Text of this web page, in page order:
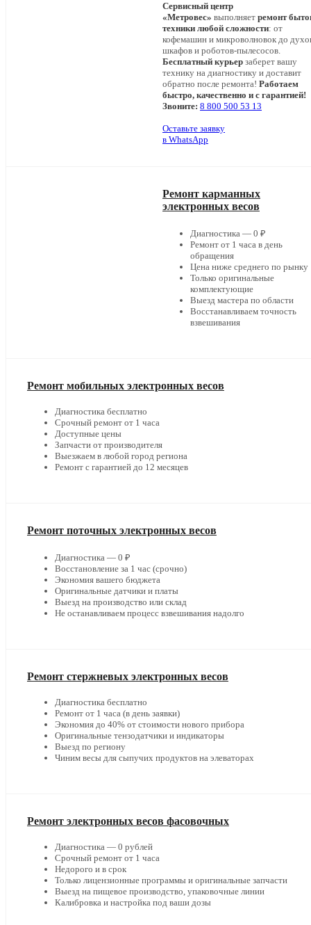
Сервисный центр
«Метровес» выполняет ремонт
техники любой сложности: от
кофемашин и микроволновок до
шкафов и роботов-пылесосов.
Бесплатный курьер заберет вашу
технику на диагностику и доставит
обратно после ремонта! Работаем
быстро, качественно и с гарантией!
Звоните: 8 800 500 53 13
Оставьте заявку
в WhatsApp
Ремонт карманных
электронных весов
Диагностика — 0 ₽
Ремонт от 1 часа в день
обращения
Цена ниже среднего по рынку
Только оригинальные
комплектующие
Выезд мастера по области
Восстанавливаем точность
взвешивания
Ремонт мобильных электронных весов
Диагностика бесплатно
Срочный ремонт от 1 часа
Доступные цены
Запчасти от производителя
Выезжаем в любой город региона
Ремонт с гарантией до 12 месяцев
Ремонт поточных электронных весов
Диагностика — 0 ₽
Восстановление за 1 час (срочно)
Экономия вашего бюджета
Оригинальные датчики и платы
Выезд на производство или склад
Не останавливаем процесс взвешивания надолго
Ремонт стержневых электронных весов
Диагностика бесплатно
Ремонт от 1 часа (в день заявки)
Экономия до 40% от стоимости нового прибора
Оригинальные тензодатчики и индикаторы
Выезд по региону
Чиним весы для сыпучих продуктов на элеваторах
Ремонт электронных весов фасовочных
Диагностика — 0 рублей
Срочный ремонт от 1 часа
Недорого и в срок
Только лицензионные программы и оригинальные запчасти
Выезд на пищевое производство, упаковочные линии
Калибровка и настройка под ваши дозы